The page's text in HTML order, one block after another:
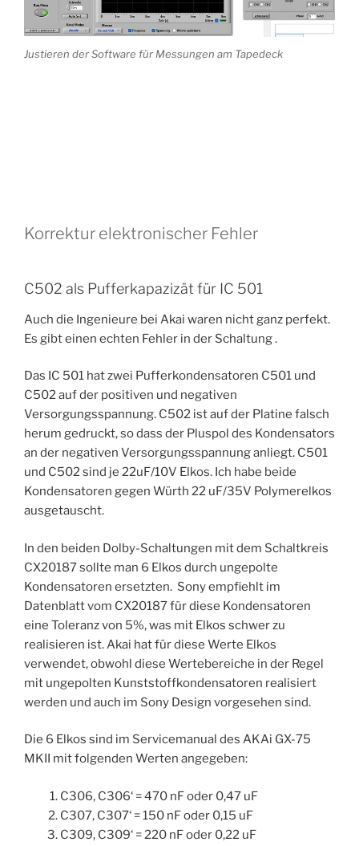
Justieren der Software für Messungen am Tapedeck
Korrektur elektronischer Fehler
C502 als Pufferkapazizät für IC 501
Auch die Ingenieure bei Akai waren nicht ganz perfekt.
Es gibt einen echten Fehler in der Schaltung .
Das IC 501 hat zwei Pufferkondensatoren C501 und
C502 auf der positiven und negativen
Versorgungsspannung. C502 ist auf der Platine falsch
herum gedruckt, so dass der Pluspol des Kondensators
an der negativen Versorgungsspannung anliegt. C501
und C502 sind je 22uF/10V Elkos. Ich habe beide
Kondensatoren gegen Würth 22 uF/35V Polymerelkos
ausgetauscht.
In den beiden Dolby-Schaltungen mit dem Schaltkreis
CX20187 sollte man 6 Elkos durch ungepolte
Kondensatoren ersetzten. Sony empfiehlt im
Datenblatt vom CX20187 für diese Kondensatoren
eine Toleranz von 5%, was mit Elkos schwer zu
realisieren ist. Akai hat für diese Werte Elkos
verwendet, obwohl diese Wertebereiche in der Regel
mit ungepolten Kunststoffkondensatoren realisiert
werden und auch im Sony Design vorgesehen sind.
Die 6 Elkos sind im Servicemanual des AKAi GX-75
MKII mit folgenden Werten angegeben:
C306, C306‘ = 470 nF oder 0,47 uF
C307, C307‘ = 150 nF oder 0,15 uF
C309, C309‘ = 220 nF oder 0,22 uF